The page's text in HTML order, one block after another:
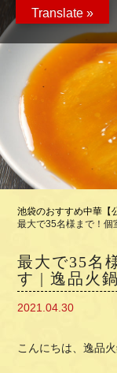
池袋のおすすめ中華
最大で35名様まで！個
最大で35名
す | 逸品火
2021.04.30
こんにちは、逸品
Translate »